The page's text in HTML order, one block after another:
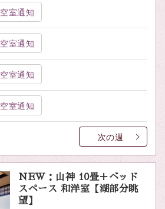
空室通知
空室通知
空室通知
空室通知
次の週
NEW：山神 10畳＋ベッド
スペース 和洋室【湖部分眺
望】